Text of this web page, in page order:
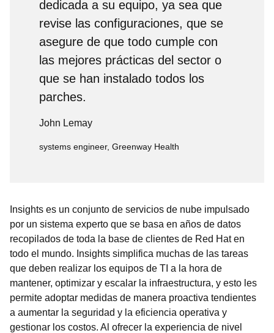
dedicada a su equipo, ya sea que
revise las configuraciones, que se
asegure de que todo cumple con
las mejores prácticas del sector o
que se han instalado todos los
parches.
John Lemay
systems engineer, Greenway Health
Insights es un conjunto de servicios de nube impulsado
por un sistema experto que se basa en años de datos
recopilados de toda la base de clientes de Red Hat en
todo el mundo. Insights simplifica muchas de las tareas
que deben realizar los equipos de TI a la hora de
mantener, optimizar y escalar la infraestructura, y esto les
permite adoptar medidas de manera proactiva tendientes
a aumentar la seguridad y la eficiencia operativa y
gestionar los costos. Al ofrecer la experiencia de nivel